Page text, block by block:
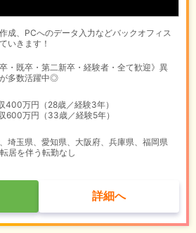
成、PCへのデータ入力などバックオフィス
いきます！
卒・既卒・第二新卒・経験者・全て歓迎》異
多数活躍中◎
400万円（28歳／経験3年）
600万円（33歳／経験5年）
埼玉県、愛知県、大阪府、兵庫県、福岡県
を伴う転勤なし
詳細へ